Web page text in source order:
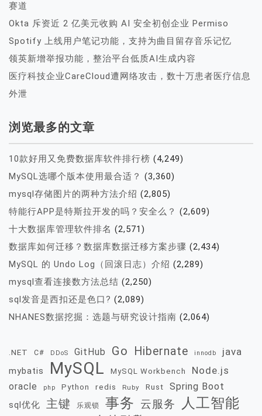
赛道
Okta 斥资近 2 亿美元收购 AI 安全初创企业 Permiso
Spotify 上线用户笔记功能，支持为曲目留存音乐记忆
领英新增举报功能，整治平台低质AI生成内容
医疗科技企业CareCloud遭网络攻击，数十万患者医疗信息
外泄
浏览最多的文章
10款好用又免费数据库软件排行榜 (4,249)
MySQL选哪个版本使用最合适？ (3,360)
mysql存储图片的两种方法介绍 (2,805)
特能行APP是特斯拉开发的吗？安全么？ (2,609)
十大数据库管理软件排名 (2,571)
数据库如何迁移？数据库数据迁移方案步骤 (2,434)
MySQL 的 Undo Log（回滚日志）介绍 (2,289)
mysql查看连接数方法总结 (2,250)
sql发音是西扣还是色口? (2,089)
NHANES数据挖掘：选题与研究设计指南 (2,064)
.NET C# DDoS GitHub Go Hibernate innodb java
mybatis MySQL MySQL Workbench Node.js
oracle php Python redis Ruby Rust Spring Boot
sql优化 主键 乐观锁 事务 云服务 人工智能